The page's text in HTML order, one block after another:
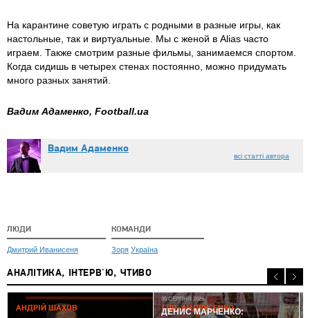
На карантине советую играть с родными в разные игры, как
настольные, так и виртуальные. Мы с женой в Alias часто
играем. Также смотрим разные фильмы, занимаемся спортом.
Когда сидишь в четырех стенах постоянно, можно придумать
много разных занятий.
Вадим Адаменко, Football.ua
Вадим Адаменко
всі статті автора
ЛЮДИ
Дмитрий Иванисеня
КОМАНДИ
Зоря Україна
АНАЛІТИКА, ІНТЕРВ'Ю, ЧТИВО
АНДРІЙ ШАХОВ ГЛІБ АНДРУСЕНКО
05 СЕРПНЯ 2026
ДЕНИС МАРЧЕНКО: